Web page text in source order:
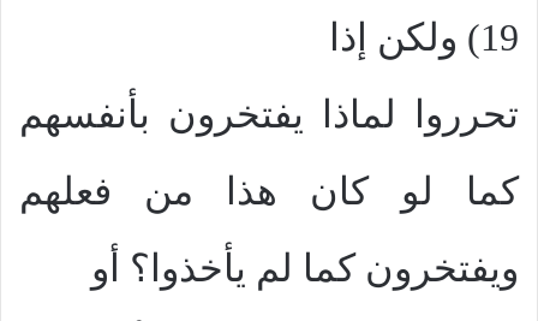
19) ولكن إذا
تحرروا لماذا يفتخرون بأنفسهم
كما لو كان هذا من فعلهم
ويفتخرون كما لم يأخذوا؟ أو